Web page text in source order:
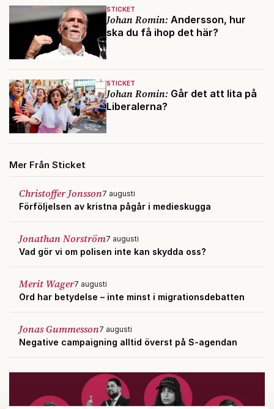
STICKET
Johan Romin: Andersson, hur
ska du få ihop det här?
STICKET
Johan Romin: Går det att lita på
Liberalerna?
Mer Från Sticket
Christoffer Jonsson7 augusti
Förföljelsen av kristna pågår i medieskugga
Jonathan Norström7 augusti
Vad gör vi om polisen inte kan skydda oss?
Merit Wager7 augusti
Ord har betydelse – inte minst i migrationsdebatten
Jonas Gummesson7 augusti
Negative campaigning alltid överst på S-agendan